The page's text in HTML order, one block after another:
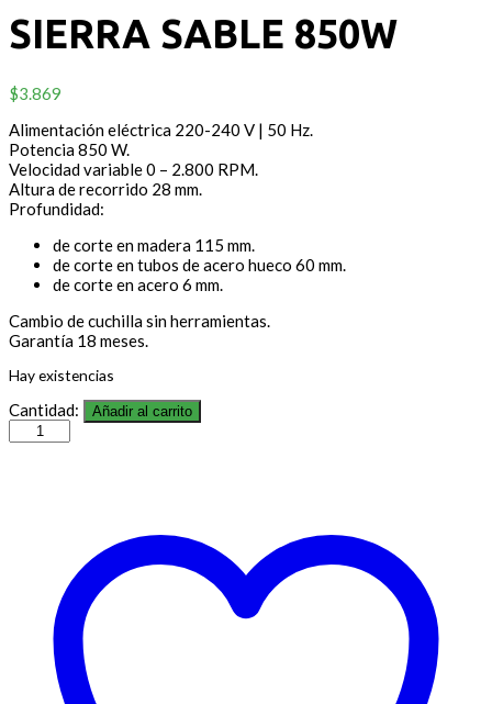
SIERRA SABLE 850W
$3.869
Alimentación eléctrica 220-240 V | 50 Hz.
Potencia 850 W.
Velocidad variable 0 – 2.800 RPM.
Altura de recorrido 28 mm.
Profundidad:
de corte en madera 115 mm.
de corte en tubos de acero hueco 60 mm.
de corte en acero 6 mm.
Cambio de cuchilla sin herramientas.
Garantía 18 meses.
Hay existencias
Cantidad: Añadir al carrito